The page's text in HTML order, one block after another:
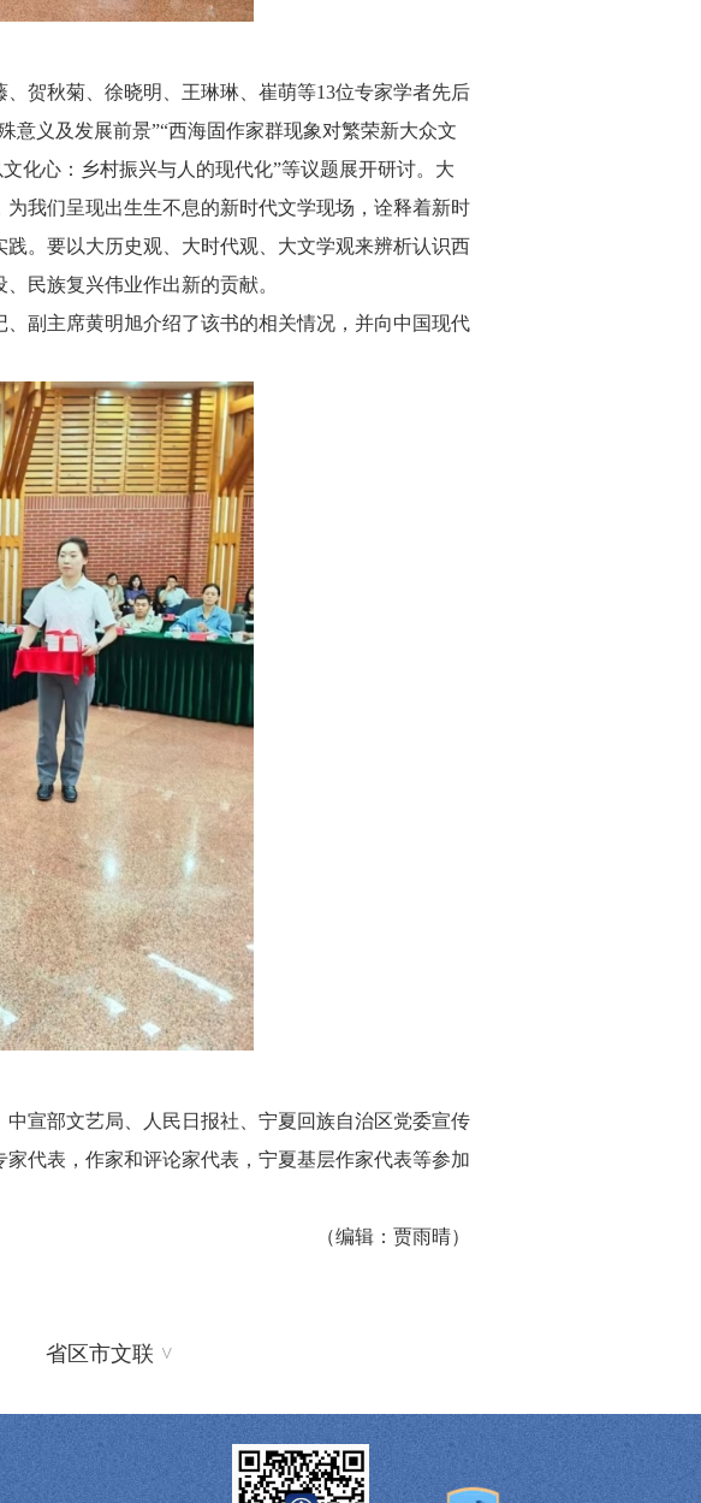
贺秋菊、徐晓明、王琳琳、崔萌等13位专家学者先后
意义及发展前景”“西海固作家群现象对繁荣新大众文
化心：乡村振兴与人的现代化”等议题展开研讨。大
我们呈现出生生不息的新时代文学现场，诠释着新时
。要以大历史观、大时代观、大文学观来辨析认识西
民族复兴伟业作出新的贡献。
副主席黄明旭介绍了该书的相关情况，并向中国现代
宣部文艺局、人民日报社、宁夏回族自治区党委宣传
代表，作家和评论家代表，宁夏基层作家代表等参加
（编辑：贾雨晴）
省区市文联 ^